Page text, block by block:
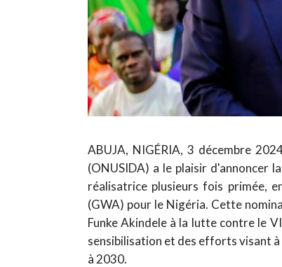
ABUJA, NIGÉRIA, 3 décembre
(ONUSIDA) a le plaisir d'annoncer
réalisatrice plusieurs fois primée,
(GWA) pour le Nigéria. Cette
Funke Akindele à la lutte contre le
sensibilisation et des efforts visant
à 2030.